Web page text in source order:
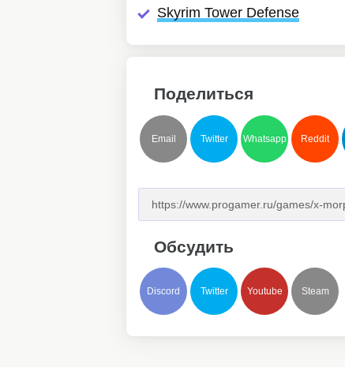
Skyrim Tower Defense
Поделиться
Email Twitter Whatsapp Reddit
Обсудить
Discord Twitter Youtube Steam